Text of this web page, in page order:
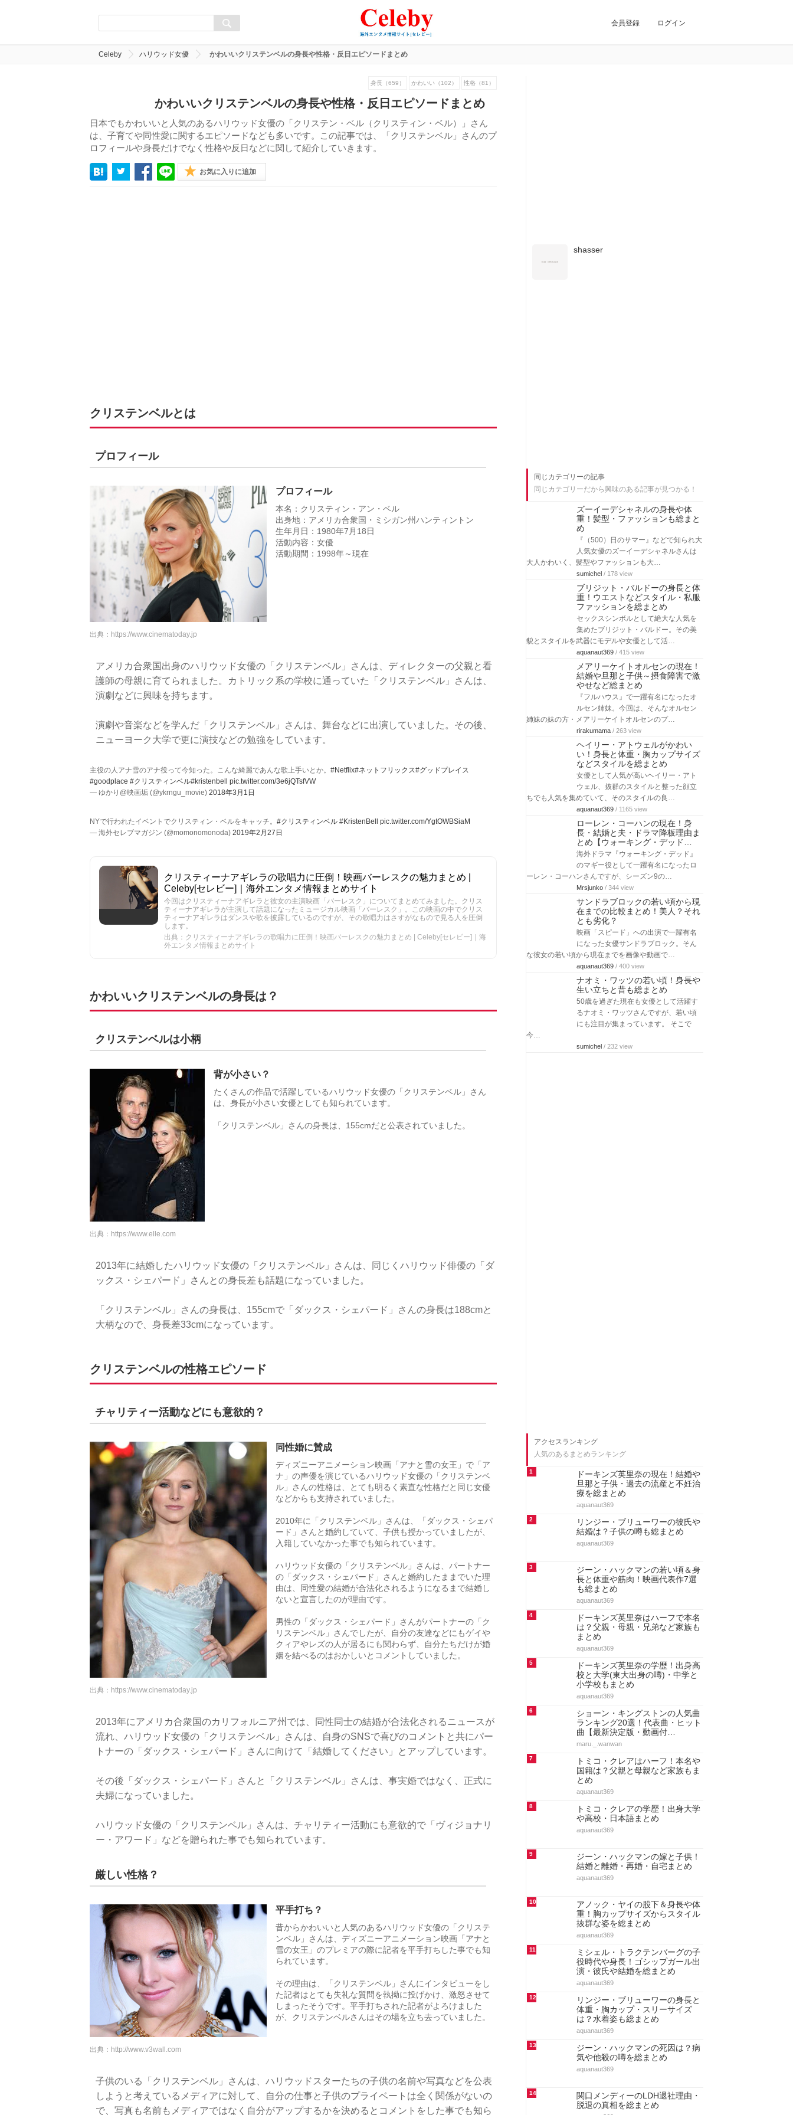
会員登録 ログイン
Celeby ハリウッド女優 かわいいクリステンベルの身長や性格・反日エピソードまとめ
身長（659） かわいい（102） 性格（81）
かわいいクリステンベルの身長や性格・反日エピソードまとめ
日本でもかわいいと人気のあるハリウッド女優の「クリステン・ベル（クリスティン・ベル）」さん
は、子育てや同性愛に関するエピソードなども多いです。この記事では、「クリステンベル」さんのプ
ロフィールや身長だけでなく性格や反日などに関して紹介していきます。
お気に入りに追加
クリステンベルとは
プロフィール
プロフィール
本名：クリスティン・アン・ベル
出身地：アメリカ合衆国・ミシガン州ハンティントン
生年月日：1980年7月18日
活動内容：女優
活動期間：1998年～現在
出典： https://www.cinematoday.jp
アメリカ合衆国出身のハリウッド女優の「クリステンベル」さんは、ディレクターの父親と看
護師の母親に育てられました。カトリック系の学校に通っていた「クリステンベル」さんは、
演劇などに興味を持ちます。
演劇や音楽などを学んだ「クリステンベル」さんは、舞台などに出演していました。その後、
ニューヨーク大学で更に演技などの勉強をしています。
主役の人アナ雪のアナ役って今知った。こんな綺麗であんな歌上手いとか。 #Netflix#ネットフリックス#グッドプレイス
#goodplace #クリスティンベル#kristenbell
pic.twitter.com/3e6jQTsfVW
— ゆかり@映画垢 (@ykrngu_movie) 2018年3月1日
NYで行われたイベントでクリスティン・ベルをキャッチ。 #クリスティンベル #KristenBell
pic.twitter.com/YgtOWBSiaM
— 海外セレブマガジン (@momonomonoda) 2019年2月27日
クリスティーナアギレラの歌唱力に圧倒！映画バーレスクの魅力まとめ |
Celeby[セレビー]｜海外エンタメ情報まとめサイト
今回はクリスティーナアギレラと彼女の主演映画「バーレスク」についてまとめてみました。クリス
ティーナアギレラが主演して話題になったミュージカル映画「バーレスク」。この映画の中でクリス
ティーナアギレラはダンスや歌を披露しているのですが、その歌唱力はさすがなもので見る人を圧倒
します。
出典：クリスティーナアギレラの歌唱力に圧倒！映画バーレスクの魅力まとめ | Celeby[セレビー]｜海
外エンタメ情報まとめサイト
かわいいクリステンベルの身長は？
クリステンベルは小柄
背が小さい？
たくさんの作品で活躍しているハリウッド女優の「クリステンベル」さん
は、身長が小さい女優としても知られています。
「クリステンベル」さんの身長は、155cmだと公表されていました。
出典： https://www.elle.com
2013年に結婚したハリウッド女優の「クリステンベル」さんは、同じくハリウッド俳優の「ダ
ックス・シェパード」さんとの身長差も話題になっていました。
「クリステンベル」さんの身長は、155cmで「ダックス・シェパード」さんの身長は188cmと
大柄なので、身長差33cmになっています。
クリステンベルの性格エピソード
チャリティー活動などにも意欲的？
同性婚に賛成
ディズニーアニメーション映画「アナと雪の女王」で「ア
ナ」の声優を演じているハリウッド女優の「クリステンベ
ル」さんの性格は、とても明るく素直な性格だと同じ女優
などからも支持されていました。
2010年に「クリステンベル」さんは、「ダックス・シェパ
ード」さんと婚約していて、子供も授かっていましたが、
入籍していなかった事でも知られています。
ハリウッド女優の「クリステンベル」さんは、パートナー
の「ダックス・シェパード」さんと婚約したままでいた理
由は、同性愛の結婚が合法化されるようになるまで結婚し
ないと宣言したのが理由です。
男性の「ダックス・シェパード」さんがパートナーの「ク
リステンベル」さんでしたが、自分の友達などにもゲイや
クィアやレズの人が居るにも関わらず、自分たちだけが婚
姻を結べるのはおかしいとコメントしていました。
出典： https://www.cinematoday.jp
2013年にアメリカ合衆国のカリフォルニア州では、同性同士の結婚が合法化されるニュースが
流れ、ハリウッド女優の「クリステンベル」さんは、自身のSNSで喜びのコメントと共にパー
トナーの「ダックス・シェパード」さんに向けて「結婚してください」とアップしています。
その後「ダックス・シェパード」さんと「クリステンベル」さんは、事実婚ではなく、正式に
夫婦になっていました。
ハリウッド女優の「クリステンベル」さんは、チャリティー活動にも意欲的で「ヴィジョナリ
ー・アワード」などを贈られた事でも知られています。
厳しい性格？
平手打ち？
昔からかわいいと人気のあるハリウッド女優の「クリステ
ンベル」さんは、ディズニーアニメーション映画「アナと
雪の女王」のプレミアの際に記者を平手打ちした事でも知
られています。
その理由は、「クリステンベル」さんにインタビューをし
た記者はとても失礼な質問を執拗に投げかけ、激怒させて
しまったそうです。平手打ちされた記者がよろけました
が、クリステンベルさんはその場を立ち去っていました。
出典： http://www.v3wall.com
子供のいる「クリステンベル」さんは、ハリウッドスターたちの子供の名前や写真などを公表
しようと考えているメディアに対して、自分の仕事と子供のプライベートは全く関係がないの
で、写真も名前もメディアではなく自分がアップするかを決めるとコメントをした事でも知ら
shasser
同じカテゴリーの記事
同じカテゴリーだから興味のある記事が見つかる！
ズーイーデシャネルの身長や体
重！髪型・ファッションも総まと
め
『（500）日のサマー』などで知られ大
人気女優のズーイーデシャネルさんは
大人かわいく、髪型やファッションも大…
sumichel / 178 view
ブリジット・バルドーの身長と体
重！ウエストなどスタイル・私服
ファッションを総まとめ
セックスシンボルとして絶大な人気を
集めたブリジット・バルドー。その美
貌とスタイルを武器にモデルや女優として活…
aquanaut369 / 415 view
メアリーケイトオルセンの現在！
結婚や旦那と子供～摂食障害で激
やせなど総まとめ
『フルハウス』で一躍有名になったオ
ルセン姉妹。今回は、そんなオルセン
姉妹の妹の方・メアリーケイトオルセンのプ…
rirakumama / 263 view
ヘイリー・アトウェルがかわい
い！身長と体重・胸カップサイズ
などスタイルを総まとめ
女優として人気が高いヘイリー・アト
ウェル、抜群のスタイルと整った顔立
ちでも人気を集めていて、そのスタイルの良…
aquanaut369 / 1165 view
ローレン・コーハンの現在！身
長・結婚と夫・ドラマ降板理由ま
とめ【ウォーキング・デッド…
海外ドラマ『ウォーキング・デッド』
のマギー役として一躍有名になったロ
ーレン・コーハンさんですが、シーズン9の…
Mrsjunko / 344 view
サンドラブロックの若い頃から現
在までの比較まとめ！美人？それ
とも劣化？
映画「スピード」への出演で一躍有名
になった女優サンドラブロック。そん
な彼女の若い頃から現在までを画像や動画で…
aquanaut369 / 400 view
ナオミ・ワッツの若い頃！身長や
生い立ちと昔も総まとめ
50歳を過ぎた現在も女優として活躍す
るナオミ・ワッツさんですが、若い頃
にも注目が集まっています。 そこで
今…
sumichel / 232 view
アクセスランキング
人気のあるまとめランキング
1
ドーキンズ英里奈の現在！結婚や
旦那と子供・過去の流産と不妊治
療を総まとめ
aquanaut369
2
リンジー・ブリューワーの彼氏や
結婚は？子供の噂も総まとめ
aquanaut369
3
ジーン・ハックマンの若い頃＆身
長と体重や筋肉！映画代表作7選
も総まとめ
aquanaut369
4
ドーキンズ英里奈はハーフで本名
は？父親・母親・兄弟など家族も
まとめ
aquanaut369
5
ドーキンズ英里奈の学歴！出身高
校と大学(東大出身の噂)・中学と
小学校もまとめ
aquanaut369
6
ショーン・キングストンの人気曲
ランキング20選！代表曲・ヒット
曲【最新決定版・動画付…
maru._.wanwan
7
トミコ・クレアはハーフ！本名や
国籍は？父親と母親など家族もま
とめ
aquanaut369
8
トミコ・クレアの学歴！出身大学
や高校・日本語まとめ
aquanaut369
9
ジーン・ハックマンの嫁と子供！
結婚と離婚・再婚・自宅まとめ
aquanaut369
10
アノック・ヤイの股下＆身長や体
重！胸カップサイズからスタイル
抜群な姿を総まとめ
aquanaut369
11
ミシェル・トラクテンバーグの子
役時代や身長！ゴシップガール出
演・彼氏や結婚を総まとめ
aquanaut369
12
リンジー・ブリューワーの身長と
体重・胸カップ・スリーサイズ
は？水着姿も総まとめ
aquanaut369
13
ジーン・ハックマンの死因は？病
気や他殺の噂を総まとめ
aquanaut369
14
関口メンディーのLDH退社理由・
脱退の真相を総まとめ